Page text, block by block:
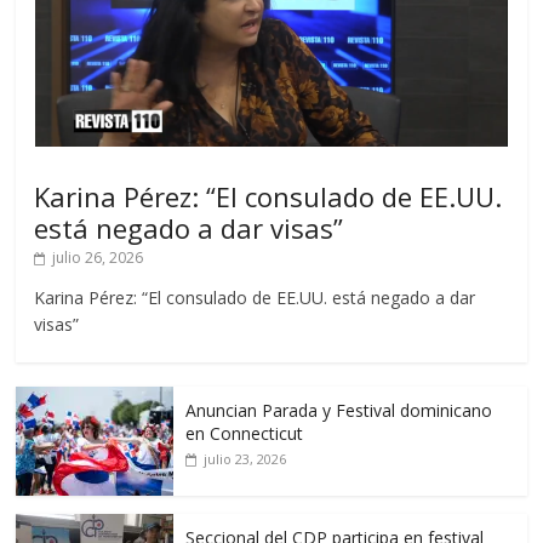
Karina Pérez: “El consulado de EE.UU.
está negado a dar visas”
julio 26, 2026
Karina Pérez: “El consulado de EE.UU. está negado a dar
visas”
Anuncian Parada y Festival dominicano
en Connecticut
julio 23, 2026
Seccional del CDP participa en festival